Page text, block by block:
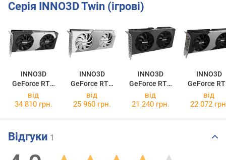
Серія INNO3D Twin (ігрові)
INNO3D
GeForce RTX
5070 TWIN X2
INNO3D
GeForce RTX
5060 TWIN X2
OC WHITE
INNO3D
GeForce RTX
5060 TWIN X2
INNO3D
GeForce
5060 Ti
TWIN X2
від
34 810 грн.
від
25 960 грн.
від
21 240 грн.
від
22 072
Відгуки 1